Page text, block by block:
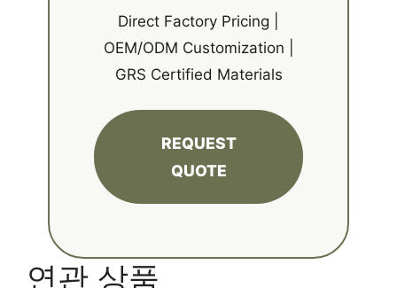
Direct Factory Pricing |
OEM/ODM Customization |
GRS Certified Materials
REQUEST
QUOTE
연관 상품